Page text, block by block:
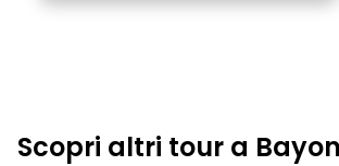
Scopri altri tour a